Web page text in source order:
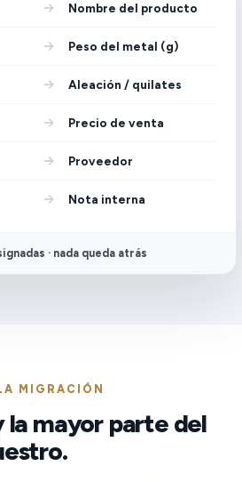
Nombre del producto
Peso del metal (g)
Aleación / quilates
Precio de venta
Proveedor
Nota interna
· nada queda atrás
MIGRACIÓN
la mayor parte del